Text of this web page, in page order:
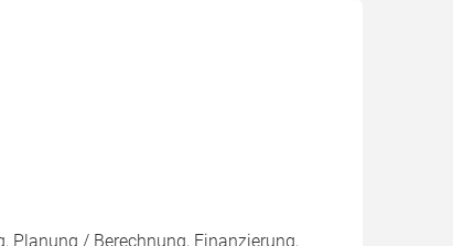
Planung / Berechnung, Finanzierung,